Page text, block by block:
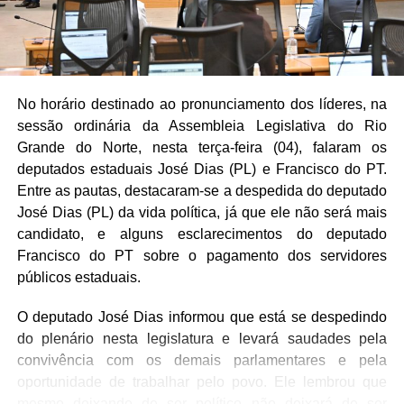
No horário destinado ao pronunciamento dos líderes, na
sessão ordinária da Assembleia Legislativa do Rio
Grande do Norte, nesta terça-feira (04), falaram os
deputados estaduais José Dias (PL) e Francisco do PT.
Entre as pautas, destacaram-se a despedida do deputado
José Dias (PL) da vida política, já que ele não será mais
candidato, e alguns esclarecimentos do deputado
Francisco do PT sobre o pagamento dos servidores
públicos estaduais.
O deputado José Dias informou que está se despedindo
do plenário nesta legislatura e levará saudades pela
convivência com os demais parlamentares e pela
oportunidade de trabalhar pelo povo. Ele lembrou que